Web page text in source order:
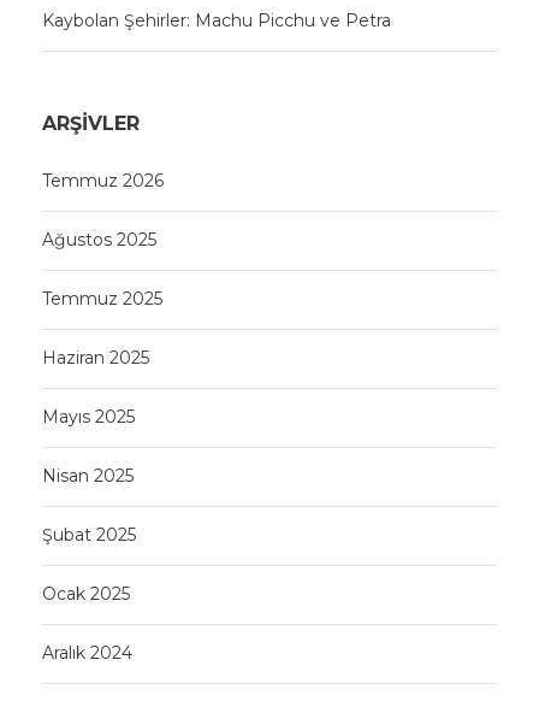
Kaybolan Şehirler: Machu Picchu ve Petra
ARŞIVLER
Temmuz 2026
Ağustos 2025
Temmuz 2025
Haziran 2025
Mayıs 2025
Nisan 2025
Şubat 2025
Ocak 2025
Aralık 2024